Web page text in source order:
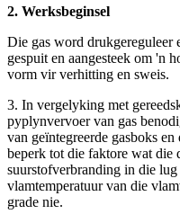
2. Werksbeginsel
Die gas word drukgereguleer
gespuit en aangesteek om 'n
vorm vir verhitting en sweis.
3. In vergelyking met
pyplynvervoer van gas
van geïntegreerde gasboks
beperk tot die faktore wat die
suurstofverbranding in die
vlamtemperatuur van die
grade nie.